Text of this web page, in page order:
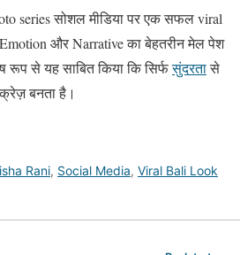
series सोशल मीडिया पर एक सफल viral
और Narrative का बेहतरीन मेल पेश
रूप से यह साबित किया कि सिर्फसुंदरतासे
क्रेज़ बनता है।
Rani, Social Media, Viral Bali Look